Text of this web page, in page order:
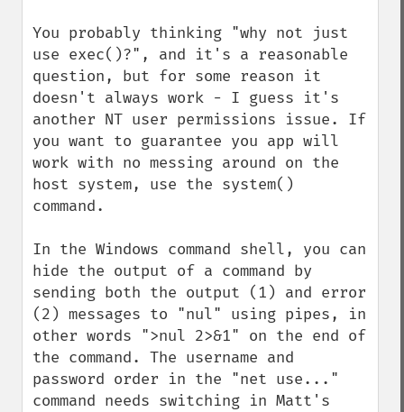
You probably thinking "why not just
use exec()?", and it's a reasonable
question, but for some reason it
doesn't always work - I guess it's
another NT user permissions issue. If
you want to guarantee you app will
work with no messing around on the
host system, use the system()
command.
In the Windows command shell, you can
hide the output of a command by
sending both the output (1) and error
(2) messages to "nul" using pipes, in
other words ">nul 2>&1" on the end of
the command. The username and
password order in the "net use..."
command needs switching in Matt's